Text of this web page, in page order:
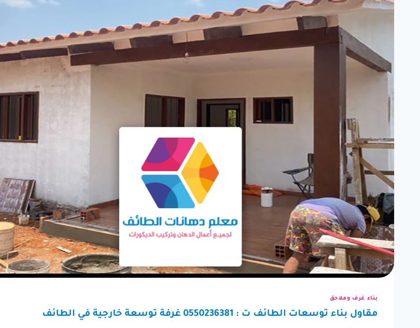
الطائف
بناء غرف وملاحق
مقاول بناء توسعات الطائف ت : 0550236381 غرفة توسعة خارجية في الطائف